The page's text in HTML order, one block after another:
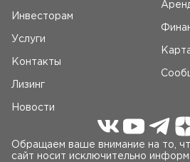
Инвесторам
Услуги
Контакты
Лизинг
Новости
Обращаем ваше внимание на то,
сайт носит исключительно